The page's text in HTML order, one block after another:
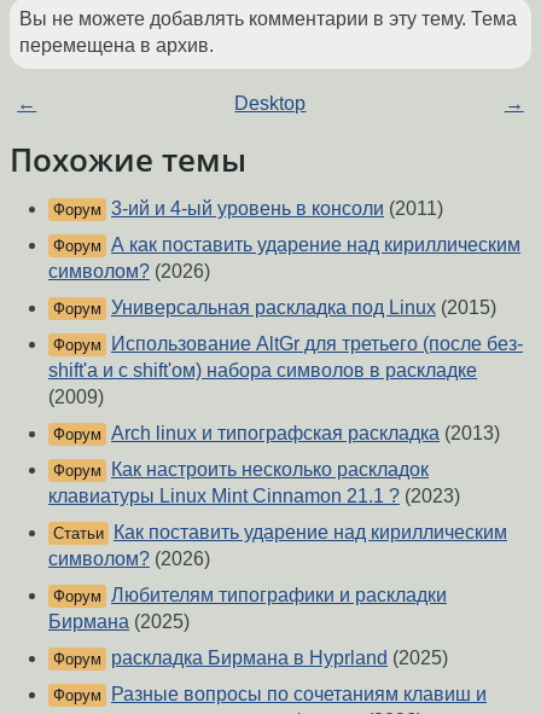
Вы не можете добавлять комментарии в эту тему. Тема
перемещена в архив.
← Desktop →
Похожие темы
Форум 3-ий и 4-ый уровень в консоли (2011)
Форум А как поставить ударение над кириллическим
символом? (2026)
Форум Универсальная раскладка под Linux (2015)
Форум
Использование AltGr для третьего (после без-
shift'а и с shift'ом) набора символов в раскладке
(2009)
Форум Arch linux и типографская раскладка (2013)
Форум
Как настроить несколько раскладок
клавиатуры Linux Mint Cinnamon 21.1 ? (2023)
Статьи
Как поставить ударение над кириллическим
символом? (2026)
Форум Любителям типографики и раскладки
Бирмана (2025)
Форум раскладка Бирмана в Hyprland (2025)
Форум
Разные вопросы по сочетаниям клавиш и